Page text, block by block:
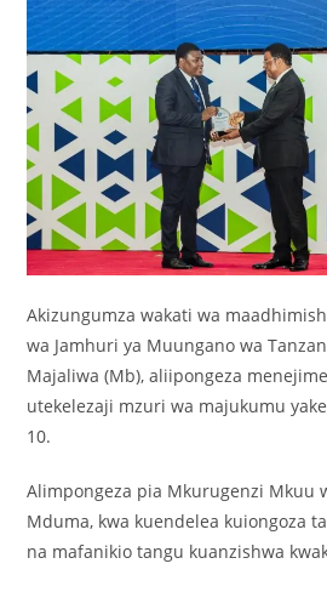
Akizungumza wakati wa
wa Jamhuri ya Muungano wa
Majaliwa (Mb), aliipongeza
utekelezaji mzuri wa majukumu
10.
Alimpongeza pia Mkurugenzi Mkuu
Mduma, kwa kuendelea kuiongoza
na mafanikio tangu kuanzishwa